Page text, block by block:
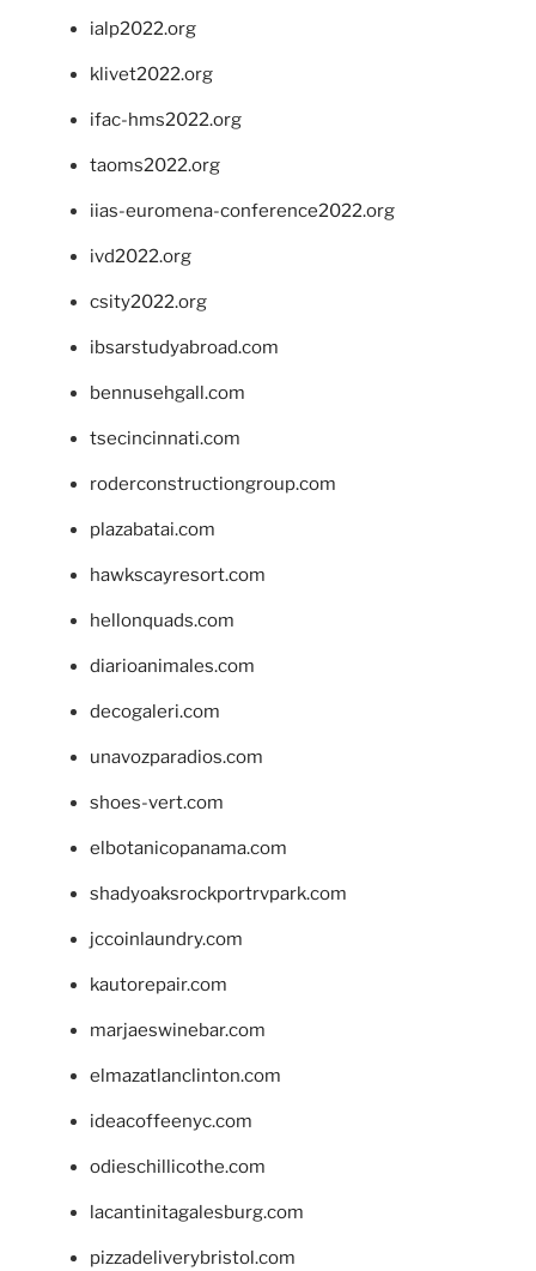
ialp2022.org
klivet2022.org
ifac-hms2022.org
taoms2022.org
iias-euromena-conference2022.org
ivd2022.org
csity2022.org
ibsarstudyabroad.com
bennusehgall.com
tsecincinnati.com
roderconstructiongroup.com
plazabatai.com
hawkscayresort.com
hellonquads.com
diarioanimales.com
decogaleri.com
unavozparadios.com
shoes-vert.com
elbotanicopanama.com
shadyoaksrockportrvpark.com
jccoinlaundry.com
kautorepair.com
marjaeswinebar.com
elmazatlanclinton.com
ideacoffeenyc.com
odieschillicothe.com
lacantinitagalesburg.com
pizzadeliverybristol.com